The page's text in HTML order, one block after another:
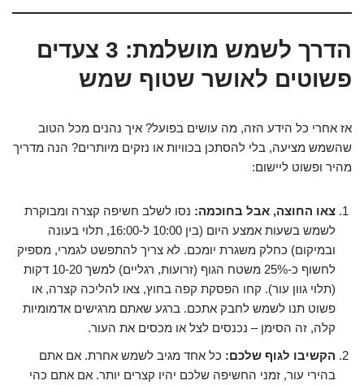
הדרך לשמש מושלמת: 3 צעדים
פשוטים לאושר שטוף שמש
אז אחרי כל הידע הזה, מה עושים בפועל? איך נהנים מכל הטוב
שהשמש מציעה, בלי להסתכן בכוויות או נזקים מיותרים? הנה מדריך
מהיר ופשוט ליישום:
צאו החוצה, אבל בחוכמה: נסו לשלב חשיפה קצרה ומבוקרת
לשמש בשעות אמצע היום (בין 10:00 ל-16:00, תלוי בעונה
ובמיקום) כחלק משגרת יומכם. לא צריך להתפשט לגמרי, מספיק
לחשוף כ-25% משטח הגוף (זרועות, רגליים) למשך 10-20 דקות
(תלוי גוון עור). קחו הפסקת קפה בחוץ, צאו להליכה קצרה, או
פשוט תנו לשמש לחבק אתכם. ברגע שאתם מרגישים אדמומיות
קלה, זה הסימן – נכנסים לצל או מכסים את העור.
הקשיבו לגוף שלכם: כל אחד מגיב לשמש אחרת. אם אתם
בהירי עור, זמני החשיפה שלכם יהיו קצרים יותר. אם אתם כהי